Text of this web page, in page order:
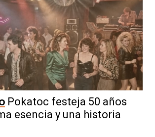
Pokatoc festeja 50 años
esencia y una historia